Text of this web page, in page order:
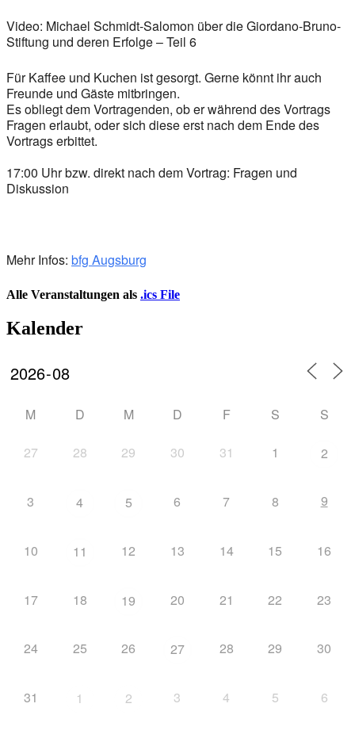
Video: Michael Schmidt-Salomon über die Giordano-Bruno-
Stiftung und deren Erfolge – Teil 6
Für Kaffee und Kuchen ist gesorgt. Gerne könnt ihr auch
Freunde und Gäste mitbringen.
Es obliegt dem Vortragenden, ob er während des Vortrags
Fragen erlaubt, oder sich diese erst nach dem Ende des
Vortrags erbittet.
17:00 Uhrbzw. direkt nach dem Vortrag: Fragen und
Diskussion
Mehr Infos: bfg Augsburg
Alle Veranstaltungen als .ics File
Kalender
M D M D F S S
27 28 29 30 31 1 2
3 4 5 6 7 8 9
10 11 12 13 14 15 16
17 18 19 20 21 22 23
24 25 26 27 28 29 30
31 1 2 3 4 5 6